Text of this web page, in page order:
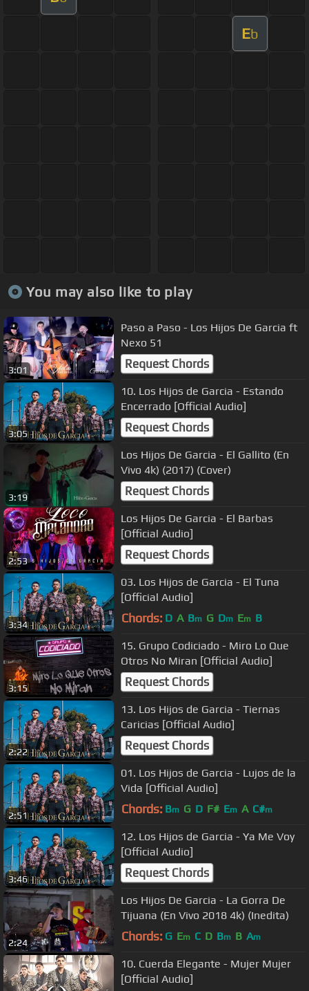
Eb
You may also like to play
3:01
Paso a Paso - Los Hijos De Garcia ft
Nexo 51
Request Chords
3:05
10. Los Hijos de Garcia - Estando
Encerrado [Official Audio]
Request Chords
3:19
Los Hijos De Garcia - El Gallito (En
Vivo 4k) (2017) (Cover)
Request Chords
2:53
Los Hijos De Garcia - El Barbas
[Official Audio]
Request Chords
3:34
03. Los Hijos de Garcia - El Tuna
[Official Audio]
Chords: D A Bm G Dm Em B
3:15
15. Grupo Codiciado - Miro Lo Que
Otros No Miran [Official Audio]
Request Chords
2:22
13. Los Hijos de Garcia - Tiernas
Caricias [Official Audio]
Request Chords
2:51
01. Los Hijos de Garcia - Lujos de la
Vida [Official Audio]
Chords: Bm G D F# Em A C#m
3:46
12. Los Hijos de Garcia - Ya Me Voy
[Official Audio]
Request Chords
2:24
Los Hijos De Garcia - La Gorra De
Tijuana (En Vivo 2018 4k) (Inedita)
Chords: G Em C D Bm B Am
10. Cuerda Elegante - Mujer Mujer
[Official Audio]